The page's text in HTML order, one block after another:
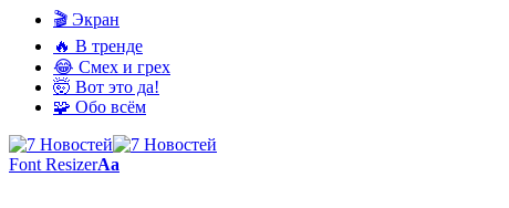
🎬 Экран
🔥 В тренде
😂 Смех и грех
🤯 Вот это да!
🧩 Обо всём
Font ResizerAa